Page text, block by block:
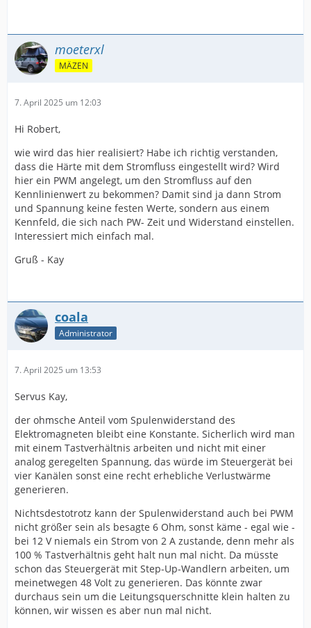
moeterxl
MÄZEN
7. April 2025 um 12:03
Hi Robert,
wie wird das hier realisiert? Habe ich richtig verstanden,
dass die Härte mit dem Stromfluss eingestellt wird? Wird
hier ein PWM angelegt, um den Stromfluss auf den
Kennlinienwert zu bekommen? Damit sind ja dann Strom
und Spannung keine festen Werte, sondern aus einem
Kennfeld, die sich nach PW- Zeit und Widerstand einstellen.
Interessiert mich einfach mal.
Gruß - Kay
coala
Administrator
7. April 2025 um 13:53
Servus Kay,
der ohmsche Anteil vom Spulenwiderstand des
Elektromagneten bleibt eine Konstante. Sicherlich wird man
mit einem Tastverhältnis arbeiten und nicht mit einer
analog geregelten Spannung, das würde im Steuergerät bei
vier Kanälen sonst eine recht erhebliche Verlustwärme
generieren.
Nichtsdestotrotz kann der Spulenwiderstand auch bei PWM
nicht größer sein als besagte 6 Ohm, sonst käme - egal wie -
bei 12 V niemals ein Strom von 2 A zustande, denn mehr als
100 % Tastverhältnis geht halt nun mal nicht. Da müsste
schon das Steuergerät mit Step-Up-Wandlern arbeiten, um
meinetwegen 48 Volt zu generieren. Das könnte zwar
durchaus sein um die Leitungsquerschnitte klein halten zu
können, wir wissen es aber nun mal nicht.